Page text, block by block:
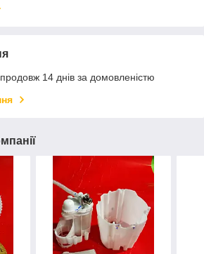
14 днів за домовленістю